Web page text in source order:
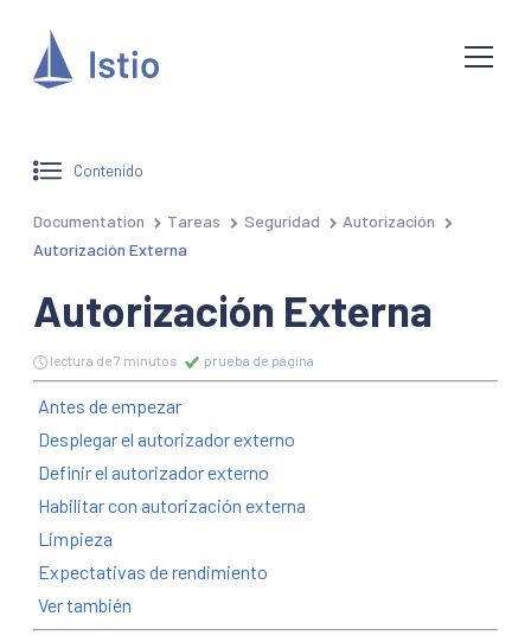
Contenido
Documentation Tareas Seguridad
Autorización
Autorización Externa
Autorización Externa
lectura de 7 minutos prueba de página
Antes de empezar
Desplegar el autorizador externo
Definir el autorizador externo
Habilitar con autorización externa
Limpieza
Expectativas de rendimiento
Ver también